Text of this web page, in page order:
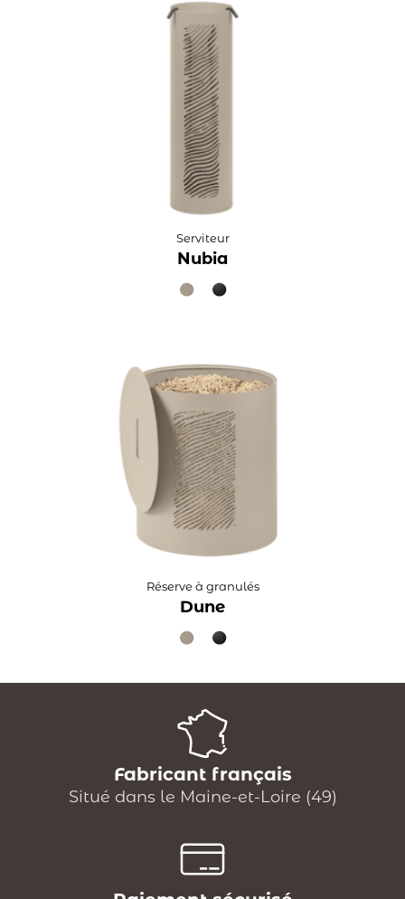
Serviteur
Nubia
Réserve à granulés
Dune
Fabricant français
Situé dans le Maine-et-Loire (49)